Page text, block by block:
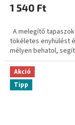
1 540 Ft
A melegítő
tökéletes enyhülést
mélyen behatol,
Akció
Tipp